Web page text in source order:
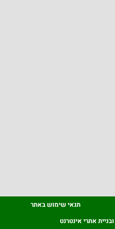
תנאי שימוש באתר